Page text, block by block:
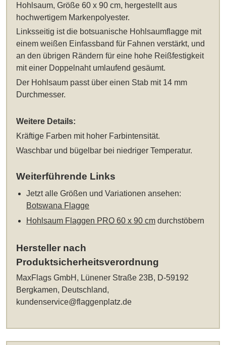
Hohlsaum, Größe 60 x 90 cm, hergestellt aus
hochwertigem Markenpolyester.
Linksseitig ist die botsuanische Hohlsaumflagge mit
einem weißen Einfassband für Fahnen verstärkt, und
an den übrigen Rändern für eine hohe Reißfestigkeit
mit einer Doppelnaht umlaufend gesäumt.
Der Hohlsaum passt über einen Stab mit 14 mm
Durchmesser.
Weitere Details:
Kräftige Farben mit hoher Farbintensität.
Waschbar und bügelbar bei niedriger Temperatur.
Weiterführende Links
Jetzt alle Größen und Variationen ansehen:
Botswana Flagge
Hohlsaum Flaggen PRO 60 x 90 cm durchstöbern
Hersteller nach
Produktsicherheitsverordnung
MaxFlags GmbH, Lünener Straße 23B, D-59192
Bergkamen, Deutschland,
kundenservice@flaggenplatz.de